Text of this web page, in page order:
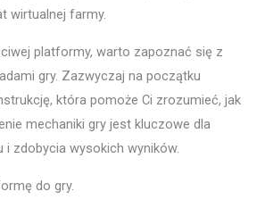
wirtualnej farmy.
platformy, warto zapoznać się z
gry. Zazwyczaj na początku
która pomoże Ci zrozumieć, jak
mechaniki gry jest kluczowe dla
i zdobycia wysokich wyników.
do gry.